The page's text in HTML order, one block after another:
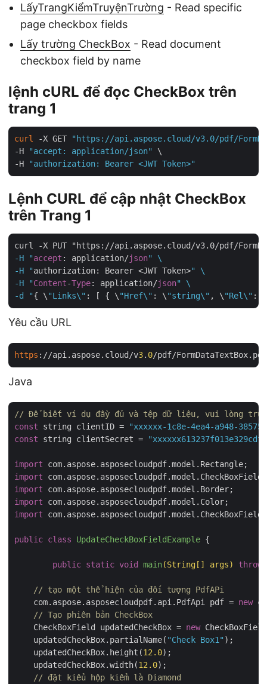
LấyTrangKiểmTruyệnTrường - Read specific
page checkbox fields
Lấy trường CheckBox - Read document
checkbox field by name
lệnh cURL để đọc CheckBox trên
trang 1
curl -X GET
"https://api.aspose.cloud/v3.0/pdf/
-H
"accept: application/json"
\
-H
"authorization: Bearer <JWT Token>"
Lệnh CURL để cập nhật CheckBox
trên Trang 1
curl -X PUT "https://api.aspose.cloud/v3.0/pdf/
-H "accept : application/json" \
-H "authorization: Bearer <JWT Token>" \
-H "Content-Type: application/json" \
-d "{ \ "Links\" : [ { \ "Href\" : \ "string\" , \ "Rel\" : \
Yêu cầu URL
https ://api.aspose.cloud/v3. 0/pdf/
Java
// Để biết ví dụ đầy đủ và tệp dữ liệu, vui lòng truy
const string clientID =
"xxxxxx-1c8e-4ea4-a948-
const string clientSecret =
import
import
import
import
import
public class UpdateCheckBoxFieldExample {
public static void main(String[] args) throws
// tạo một thể hiện của đối tượng PdfAPi
    com.aspose.asposecloudpdf.api.PdfApi pdf =
new
// Tạo phiên bản CheckBox
    CheckBoxField updatedCheckBox =
new
    updatedCheckBox.partialName(
"Check Box1" );
    updatedCheckBox.height(
12.0);
    updatedCheckBox.width(
12.0);
// đặt kiểu hộp kiểm là Diamond